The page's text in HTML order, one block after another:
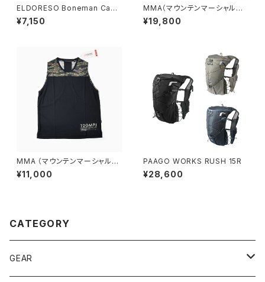
ELDORESO Boneman Cap
(Navy)
¥7,150
MMA（マウンテンマーシャルア
ーツ）POLARTEC® Alpha Dir
ect Balaclava Hoodie (Kha
¥19,800
MMA （マウンテンマーシャルア
ーツ） 100MPJ Trail Sleeve-
less (Black)
¥11,000
PAAGO WORKS RUSH 15R
¥28,600
CATEGORY
GEAR